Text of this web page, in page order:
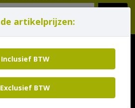
artikelprijzen:
Inclusief BTW
Exclusief BTW